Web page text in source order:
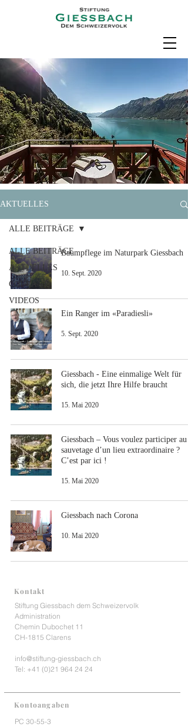
AKTUELLES
ALLE BEITRÄGE
AKTUELLES
COURANT
VIDEOS
ALLE BEITRÄGE
Baumpflege im Naturpark Giessbach
10. Sept. 2020
Ein Ranger im «Paradiesli»
5. Sept. 2020
Giessbach - Eine einmalige Welt für
sich, die jetzt Ihre Hilfe braucht
15. Mai 2020
Giessbach – Vous voulez participer au
sauvetage d’un lieu extraordinaire ?
C’est par ici !
15. Mai 2020
Giessbach nach Corona
10. Mai 2020
Kontakt
Kontoangaben
Stiftung Giessbach dem Schweizervolk
Administration
Chemin Dubochet 11
CH-1815 Clarens
info@stiftung-giessbach.ch
Tel: +41 (0)21 964 24 24
PC 30-55-3